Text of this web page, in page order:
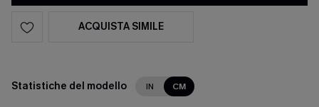
ACQUISTA SIMILE
Statistiche del modello IN CM